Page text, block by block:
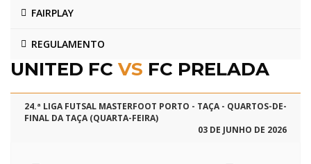
FAIRPLAY
REGULAMENTO
UNITED FC VS FC PRELADA
24.ª LIGA FUTSAL MASTERFOOT PORTO - TAÇA - QUARTOS-DE-
FINAL DA TAÇA (QUARTA-FEIRA)
03 DE JUNHO DE 2026